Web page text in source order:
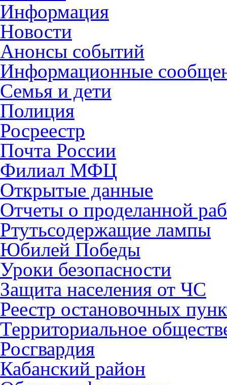
Информация
Новости
Анонсы событий
Информационные
Семья и дети
Полиция
Росреестр
Почта России
Филиал МФЦ
Открытые данные
Отчеты о проделанной
Ртутьсодержащие лампы
Юбилей Победы
Уроки безопасности
Защита населения от ЧС
Реестр остановочных
Территориальное
Росгвардия
Кабанский район